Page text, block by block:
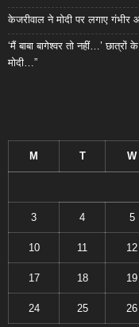
केजरीवाल ने मोदी पर लगाए गंभीर
‘मैं बाबा बागेश्वर तो नहीं…’
मोदी…”
M T W
3 4 5
10 11 12
17 18 19
24 25 26